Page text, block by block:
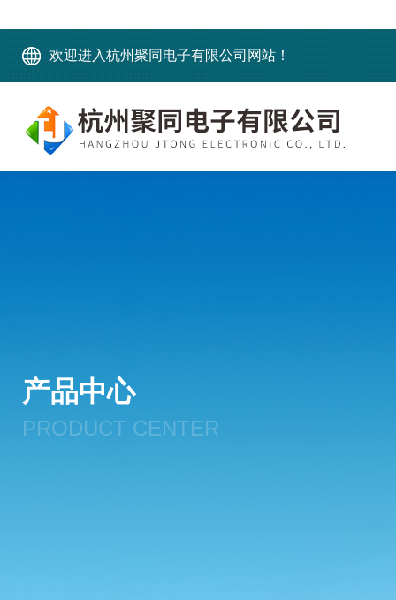
欢迎进入杭州聚同电子有限公司网站！
产品中心
PRODUCT CENTER